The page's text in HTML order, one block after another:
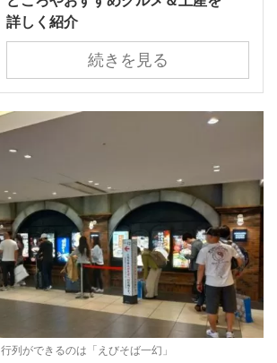
詳しく紹介
続きを見る
列ができるのは「えびそば一幻」